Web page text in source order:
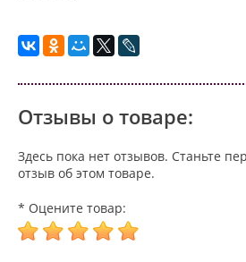
Отзывы о товаре:
Здесь пока нет отзывов. Станьте
отзыв об этом товаре.
* Оцените товар: